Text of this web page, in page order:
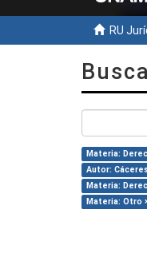
RU
Materia:
Autor:
Materia:
Materia: Otro